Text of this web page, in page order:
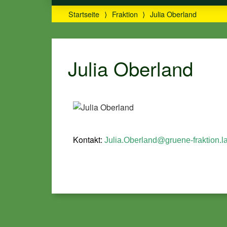
Startseite ⟩ Fraktion ⟩ Julia Oberland
Julia Oberland
Kontakt: Julia.Oberland@gruene-